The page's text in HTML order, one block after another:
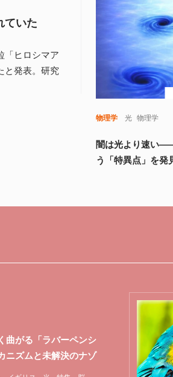
ていた
「ヒロシマア
と発表。研究
物理学 光 物理学
闇は光より速い
う「特異点」を発
曲がる「ラバーペンシ
ニズムと未解決のナゾ